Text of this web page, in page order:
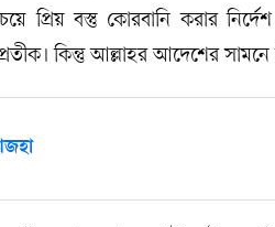
প্রিয় বস্তু কোরবানি করার
কিন্তু আল্লাহর আদেশের